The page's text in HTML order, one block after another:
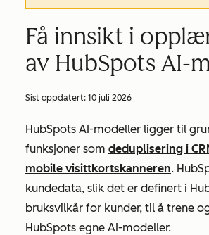
Få innsikt i
av HubSpots AI-
Sist oppdatert: 10 juli 2026
HubSpots AI-modeller ligger til
funksjoner som deduplisering i
mobile visittkortskanneren.
kundedata, slik det er definert i
bruksvilkår for kunder, til å trene
HubSpots egne AI-modeller.